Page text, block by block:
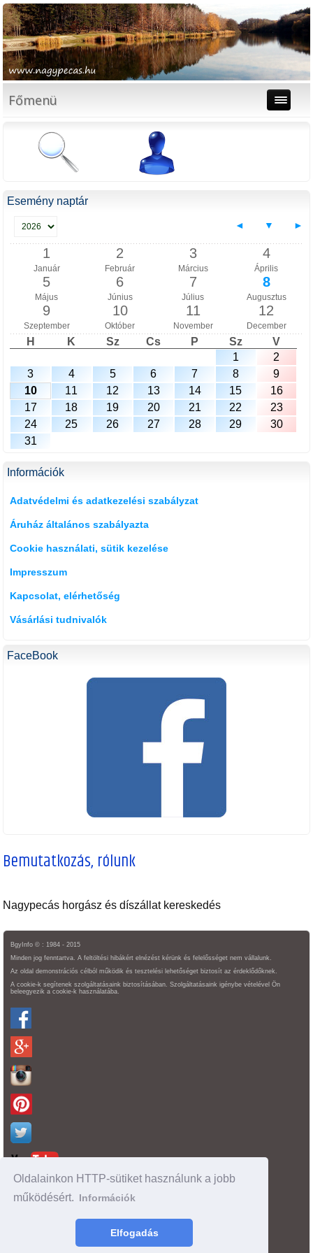
Oldalainkon HTTP-sütiket használunk a jobb
működésért. Információk
Elfogadás
Főmenü
Esemény naptár
◄ ▼ ►
1
Január
2
Február
3
Március
4
Április
5
Május
6
Június
7
Július
8
Augusztus
9
Szeptember
10
Október
11
November
12
December
H K Sz Cs P Sz
V
1
2
3
4 5 6 7 8
9
10
11 12 13 14 15
16
17
18 19 20 21 22
23
24
25 26 27 28 29
30
31
Információk
Adatvédelmi és adatkezelési szabályzat
Áruház általános szabályazta
Cookie használati, sütik kezelése
Impresszum
Kapcsolat, elérhetőség
Vásárlási tudnivalók
FaceBook
Bemutatkozás, rólunk
Nagypecás horgász és díszállat kereskedés
BgyInfo © : 1984 - 2015
Minden jog fenntartva. A feltöltési hibákért elnézést kérünk és felelősséget nem vállalunk.
Az oldal demonstrációs célból működik és tesztelési lehetőséget biztosít az érdeklődőknek.
A cookie-k segítenek szolgáltatásaink biztosításában. Szolgáltatásaink igénybe vételével Ön
beleegyezik a cookie-k használatába.
Oldaltérkép